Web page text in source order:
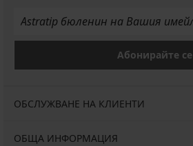
Абонирайте се
ОБСЛУЖВАНЕ НА КЛИЕНТИ
ОБЩА ИНФОРМАЦИЯ